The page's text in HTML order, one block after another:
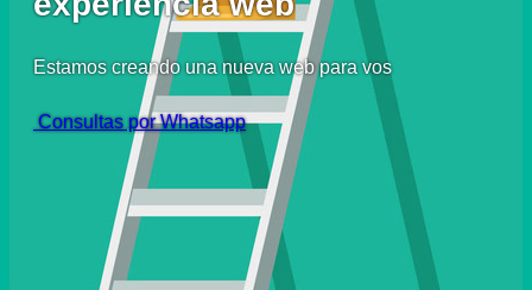
Estamos creando una nueva web para vos
Consultas por Whatsapp